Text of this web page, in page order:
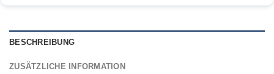
BESCHREIBUNG
ZUSÄTZLICHE INFORMATION